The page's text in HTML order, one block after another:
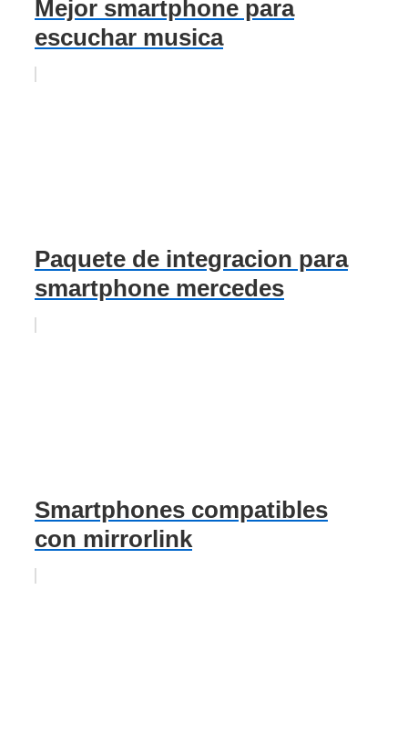
Mejor smartphone para
escuchar musica
Paquete de integracion para
smartphone mercedes
Smartphones compatibles
con mirrorlink